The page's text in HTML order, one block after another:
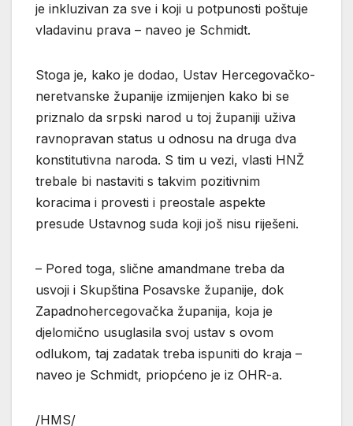
je inkluzivan za sve i koji u potpunosti poštuje
vladavinu prava – naveo je Schmidt.
Stoga je, kako je dodao, Ustav Hercegovačko-
neretvanske županije izmijenjen kako bi se
priznalo da srpski narod u toj županiji uživa
ravnopravan status u odnosu na druga dva
konstitutivna naroda. S tim u vezi, vlasti HNŽ
trebale bi nastaviti s takvim pozitivnim
koracima i provesti i preostale aspekte
presude Ustavnog suda koji još nisu riješeni.
– Pored toga, slične amandmane treba da
usvoji i Skupština Posavske županije, dok
Zapadnohercegovačka županija, koja je
djelomično usuglasila svoj ustav s ovom
odlukom, taj zadatak treba ispuniti do kraja –
naveo je Schmidt, priopćeno je iz OHR-a.
/HMS/